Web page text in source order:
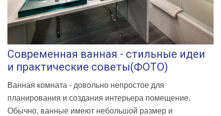
Современная ванная - стильные идеи
и практические советы(ФОТО)
Ванная комната - довольно непростое для
планирования и создания интерьера помещение.
Обычно, ванные имеют небольшой размер и